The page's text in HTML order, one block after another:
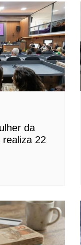
da
22